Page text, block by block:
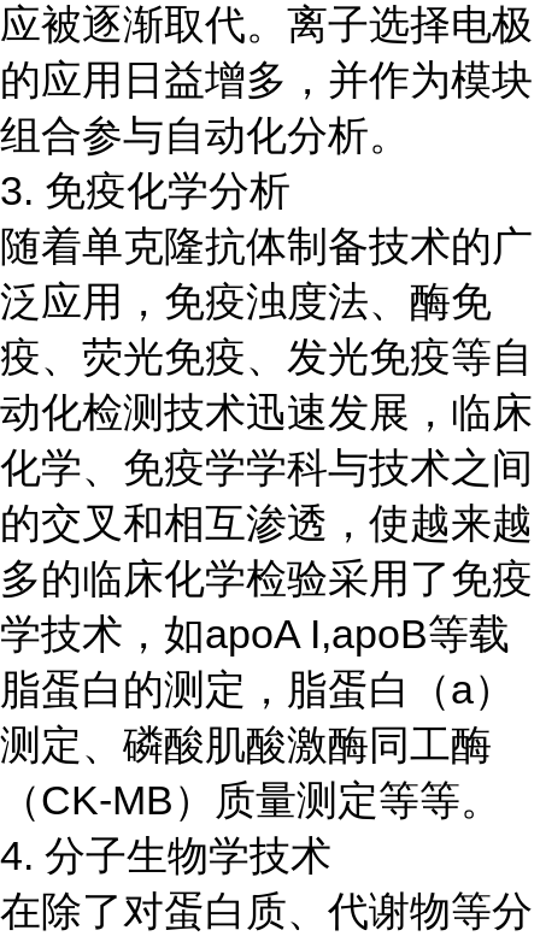
应被逐渐取代。离子选择电极
的应用日益增多，并作为模块
组合参与自动化分析。
3. 免疫化学分析
随着单克隆抗体制备技术的广
泛应用，免疫浊度法、酶免
疫、荧光免疫、发光免疫等自
动化检测技术迅速发展，临床
化学、免疫学学科与技术之间
的交叉和相互渗透，使越来越
多的临床化学检验采用了免疫
学技术，如apoA I,apoB等载
脂蛋白的测定，脂蛋白（a）
测定、磷酸肌酸激酶同工酶
（CK-MB）质量测定等等。
4. 分子生物学技术
在除了对蛋白质、代谢物等分